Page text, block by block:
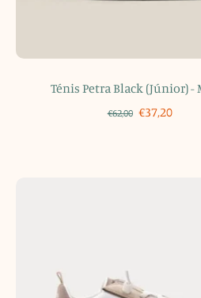
Ténis Petra Black (Júnior) -
€62,00 €37,20